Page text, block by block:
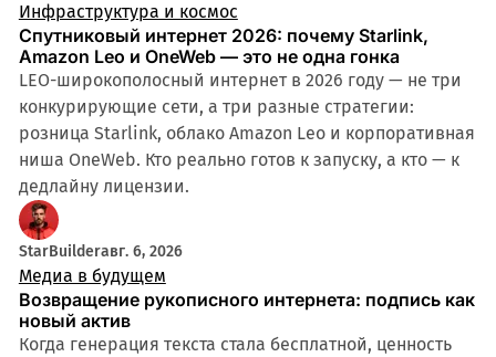
Инфраструктура и космос
Спутниковый интернет 2026: почему Starlink,
Amazon Leo и OneWeb — это не одна гонка
LEO-широкополосный интернет в 2026 году — не три
конкурирующие сети, а три разные стратегии:
розница Starlink, облако Amazon Leo и корпоративная
ниша OneWeb. Кто реально готов к запуску, а кто — к
дедлайну лицензии.
StarBuilderавг. 6, 2026
Медиа в будущем
Возвращение рукописного интернета: подпись как
новый актив
Когда генерация текста стала бесплатной, ценность